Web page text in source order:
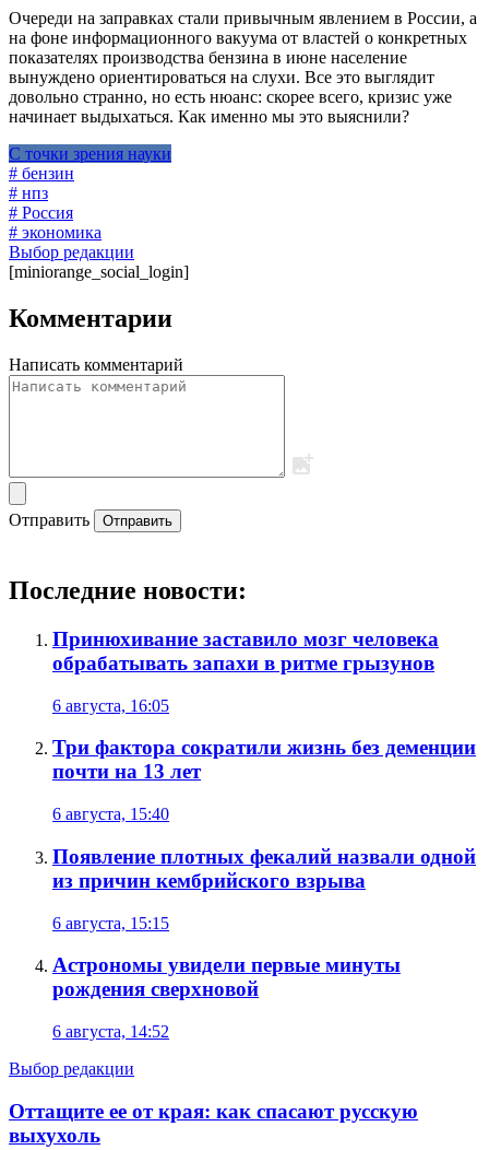
Очереди на заправках стали привычным явлением в России, а
на фоне информационного вакуума от властей о конкретных
показателях производства бензина в июне население
вынуждено ориентироваться на слухи. Все это выглядит
довольно странно, но есть нюанс: скорее всего, кризис уже
начинает выдыхаться. Как именно мы это выяснили?
С точки зрения науки
# бензин
# нпз
# Россия
# экономика
Выбор редакции
[miniorange_social_login]
Комментарии
Написать комментарий
Отправить Отправить
Последние новости:
Принюхивание заставило мозг человека
обрабатывать запахи в ритме грызунов
6 августа, 16:05
Три фактора сократили жизнь без деменции
почти на 13 лет
6 августа, 15:40
Появление плотных фекалий назвали одной
из причин кембрийского взрыва
6 августа, 15:15
Астрономы увидели первые минуты
рождения сверхновой
6 августа, 14:52
Выбор редакции
Оттащите ее от края: как спасают русскую
выхухоль